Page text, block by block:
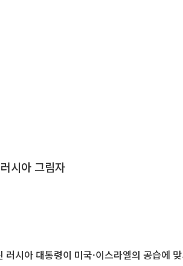
시아 그림자
시아 대통령이 미국·이스라엘의 공습에